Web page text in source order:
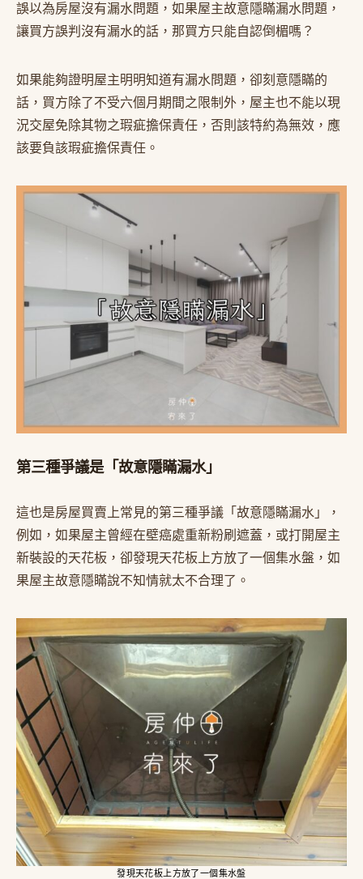
誤以為房屋沒有漏水問題，如果屋主故意隱瞞漏水問題，
讓買方誤判沒有漏水的話，那買方只能自認倒楣嗎？
如果能夠證明屋主明明知道有漏水問題，卻刻意隱瞞的
話，買方除了不受六個月期間之限制外，屋主也不能以現
況交屋免除其物之瑕疵擔保責任，否則該特約為無效，應
該要負該瑕疵擔保責任。
第三種爭議是「故意隱瞞漏水」
這也是房屋買賣上常見的第三種爭議「故意隱瞞漏水」，
例如，如果屋主曾經在壁癌處重新粉刷遮蓋，或打開屋主
新裝設的天花板，卻發現天花板上方放了一個集水盤，如
果屋主故意隱瞞說不知情就太不合理了。
發現天花板上方放了一個集水盤